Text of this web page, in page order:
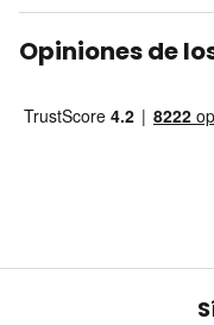
Opiniones de